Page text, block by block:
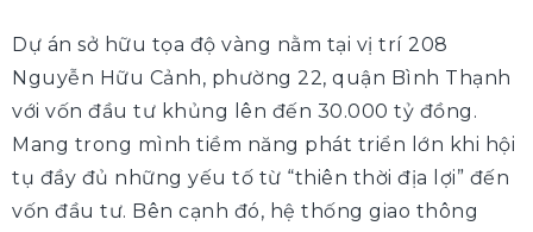
Dự án sở hữu tọa độ vàng nằm tại vị trí 208
Nguyễn Hữu Cảnh, phường 22, quận Bình Thạnh
với vốn đầu tư khủng lên đến 30.000 tỷ đồng.
Mang trong mình tiềm năng phát triển lớn khi hội
tụ đầy đủ những yếu tố từ “thiên thời địa lợi” đến
vốn đầu tư. Bên cạnh đó, hệ thống giao thông